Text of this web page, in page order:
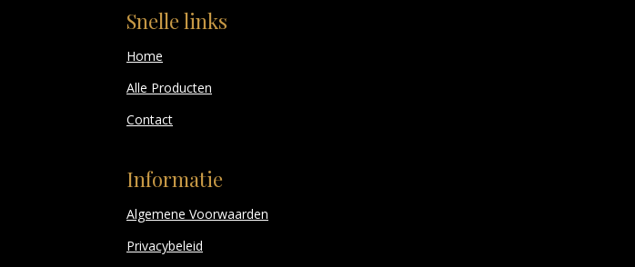
Snelle links
Home
Alle Producten
Contact
Informatie
Algemene Voorwaarden
Privacybeleid